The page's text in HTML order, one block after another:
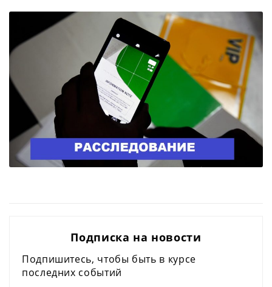
Подписка на новости
Подпишитесь, чтобы быть в курсе
последних событий